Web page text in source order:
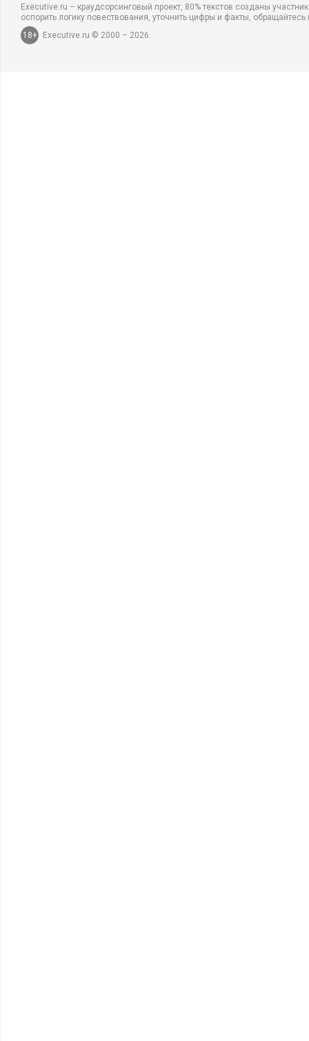
Executive.ru – краудсорсинговый проект, 80% текстов созданы
оспорить логику повествования, уточнить цифры и факты,
18+
Executive.ru © 2000 – 2026.